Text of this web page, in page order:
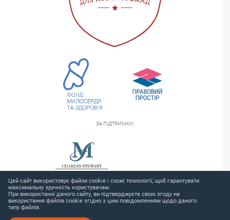
ЗА ПІДТРИМКИ:
Цей сайт використовує файли cookie і схожі технології, щоб гарантувати
максимальну зручність користувачам.
При використанні даного сайту, ви підтверджуєте свою згоду на
використання файлів cookie згідно з цим повідомленням щодо даного
типу файлів.